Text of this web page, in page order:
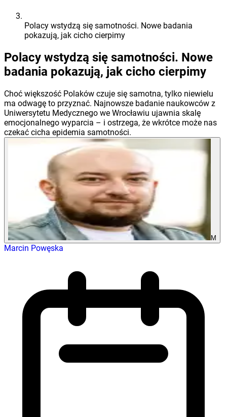
Polacy wstydzą się samotności. Nowe badania
pokazują, jak cicho cierpimy
Polacy wstydzą się samotności. Nowe
badania pokazują, jak cicho cierpimy
Choć większość Polaków czuje się samotna, tylko niewielu
ma odwagę to przyznać. Najnowsze badanie naukowców z
Uniwersytetu Medycznego we Wrocławiu ujawnia skalę
emocjonalnego wyparcia – i ostrzega, że wkrótce może nas
czekać cicha epidemia samotności.
M
Marcin Powęska